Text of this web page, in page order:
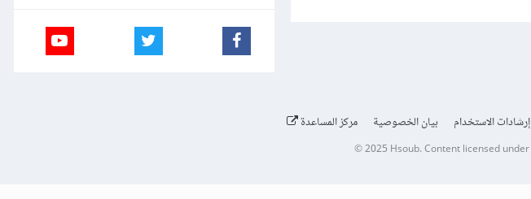
إرشادات الاستخدام بيان الخصوصية مركز المساعدة
© 2025 Hsoub.Content licensed under